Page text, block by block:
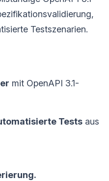
Testszenarien.
mit OpenAPI 3.1-
Tests aus